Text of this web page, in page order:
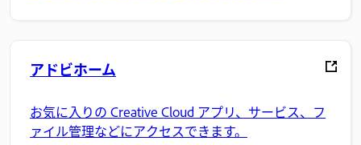
アドビホーム
お気に入りの Creative Cloud アプリ、サービス、フ
ァイル管理などにアクセスできます。